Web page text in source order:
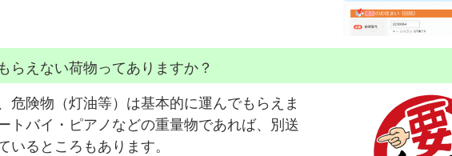
らえない荷物ってありますか？
危険物（灯油等）は基本的に運んでもらえま
トバイ・ピアノなどの重量物であれば、別送
いるところもあります。